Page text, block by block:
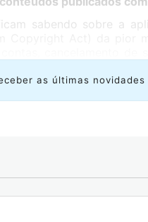
sabendo sobre a
as últimas